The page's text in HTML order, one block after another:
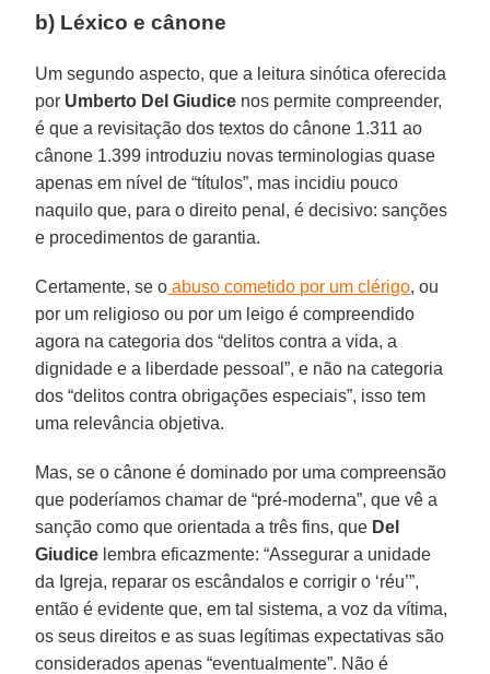
b) Léxico e cânone
Um segundo aspecto, que a leitura sinótica oferecida
por Umberto Del Giudice nos permite compreender,
é que a revisitação dos textos do cânone 1.311 ao
cânone 1.399 introduziu novas terminologias quase
apenas em nível de “títulos”, mas incidiu pouco
naquilo que, para o direito penal, é decisivo: sanções
e procedimentos de garantia.
Certamente, se o abuso cometido por um clérigo, ou
por um religioso ou por um leigo é compreendido
agora na categoria dos “delitos contra a vida, a
dignidade e a liberdade pessoal”, e não na categoria
dos “delitos contra obrigações especiais”, isso tem
uma relevância objetiva.
Mas, se o cânone é dominado por uma compreensão
que poderíamos chamar de “pré-moderna”, que vê a
sanção como que orientada a três fins, que Del
Giudice lembra eficazmente: “Assegurar a unidade
da Igreja, reparar os escândalos e corrigir o ‘réu’”,
então é evidente que, em tal sistema, a voz da vítima,
os seus direitos e as suas legítimas expectativas são
considerados apenas “eventualmente”. Não é